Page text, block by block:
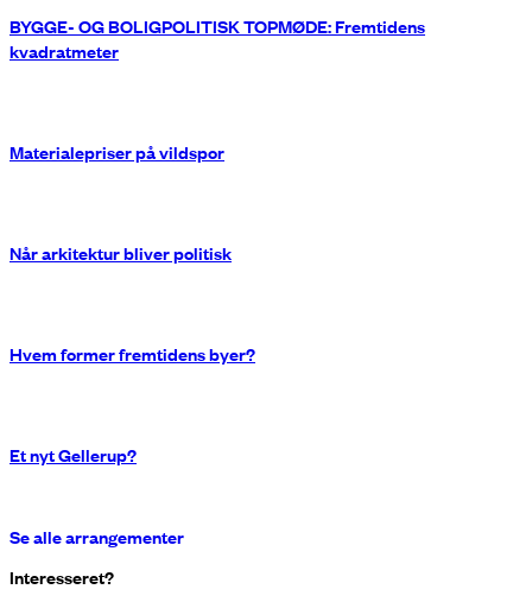
BYGGE- OG BOLIGPOLITISK TOPMØDE: Fremtidens
kvadratmeter
Materialepriser på vildspor
Når arkitektur bliver politisk
Hvem former fremtidens byer?
Et nyt Gellerup?
Se alle arrangementer
Interesseret?